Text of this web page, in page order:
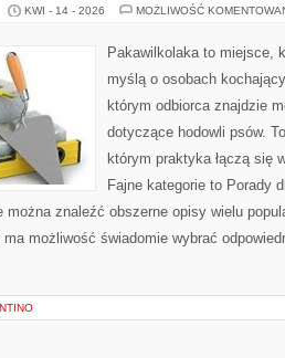
KWI - 14 - 2026 MOŻLIWOŚĆ
Pakawilkolaka to miejsce,
myślą o osobach
którym odbiorca znajdzie
dotyczące hodowli psów.
którym praktyka łączą się
Fajne kategorie to Porady
można znaleźć obszerne opisy wielu
możliwość świadomie wybrać